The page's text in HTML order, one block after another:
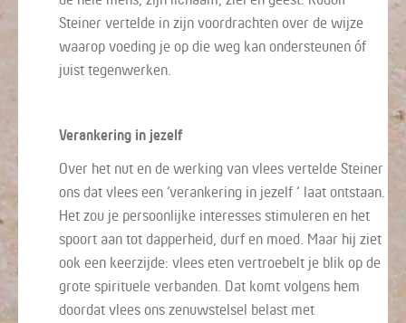
Steiner vertelde in zijn voordrachten over de wijze
waarop voeding je op die weg kan ondersteunen óf
juist tegenwerken.
Verankering in jezelf
Over het nut en de werking van vlees vertelde Steiner
ons dat vlees een ‘verankering in jezelf ‘ laat ontstaan.
Het zou je persoonlijke interesses stimuleren en het
spoort aan tot dapperheid, durf en moed. Maar hij ziet
ook een keerzijde: vlees eten vertroebelt je blik op de
grote spirituele verbanden. Dat komt volgens hem
doordat vlees ons zenuwstelsel belast met